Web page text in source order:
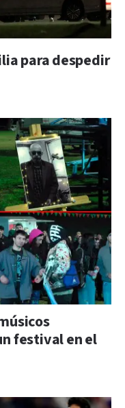
para despedir
festival en el